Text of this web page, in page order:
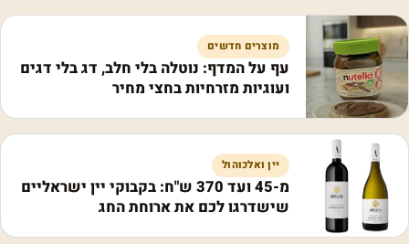
מוצרים חדשים
עף על המדף: נוטלה בלי חלב, דג בלי דגים
ועוגיות מזרחיות בחצי מחיר
יין ואלכוהול
מ-45 ועד 370 ש"ח: בקבוקי יין ישראליים
שישדרגו לכם את ארוחת החג